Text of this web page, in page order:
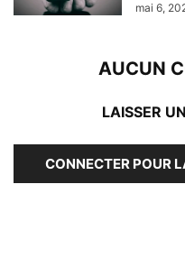
mai 6,
AUCUN
LAISSER
CONNECTER POUR